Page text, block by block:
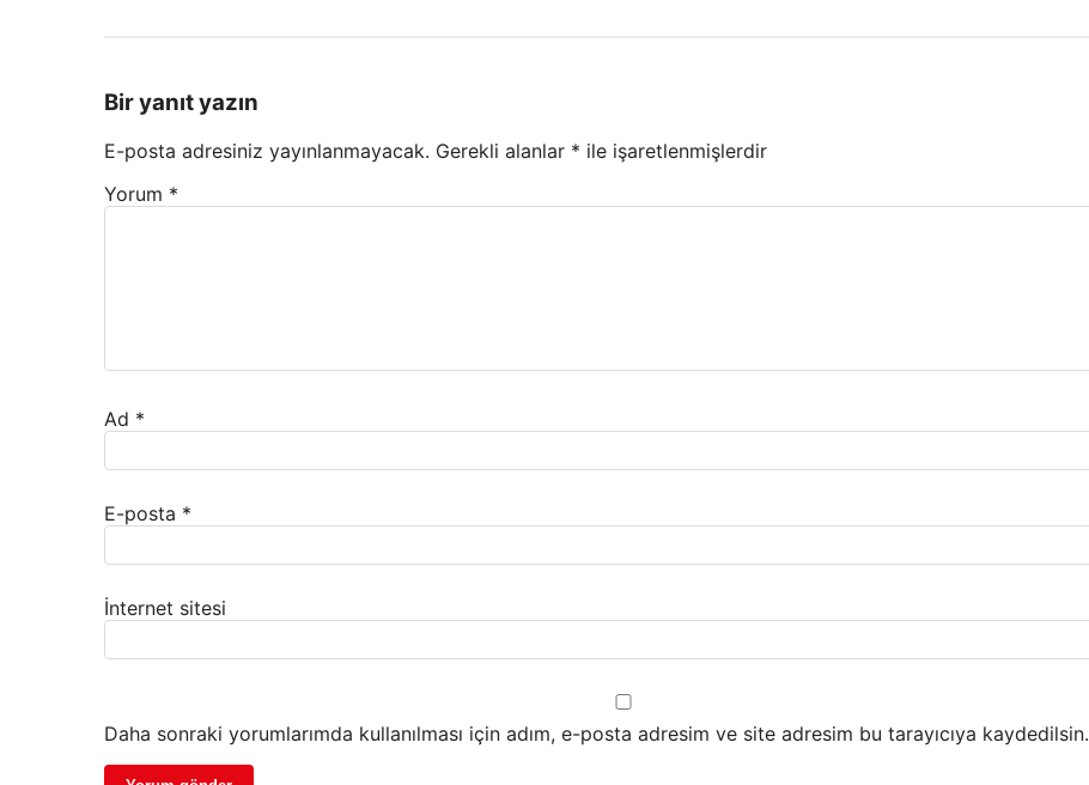
Bir yanıt yazın
E-posta adresiniz yayınlanmayacak. Gerekli alanlar * ile işaretlenmişlerdir
Yorum *
Ad *
E-posta *
İnternet sitesi
Daha sonraki yorumlarımda kullanılması için adım, e-posta adresim ve site adresim bu tarayıcıya kaydedilsin.